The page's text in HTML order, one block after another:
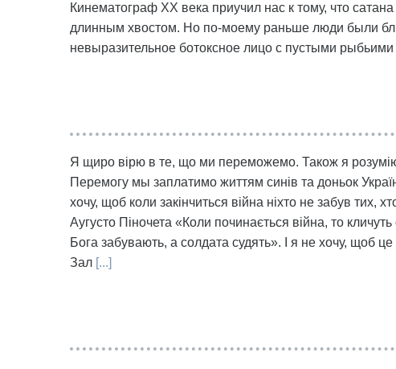
Кинематограф XX века приучил нас к тому, что
длинным хвостом. Но по-моему раньше люди были
невыразительное ботоксное лицо с пустыми рыбьими
Я щиро вірю в те, що ми переможемо. Також я
Перемогу мы заплатимо життям синів та доньок
хочу, щоб коли закінчиться війна ніхто не забув тих,
Аугусто Піночета «Коли починається війна, то
Бога забувають, а солдата судять». І я не хочу, щоб
Зал [...]